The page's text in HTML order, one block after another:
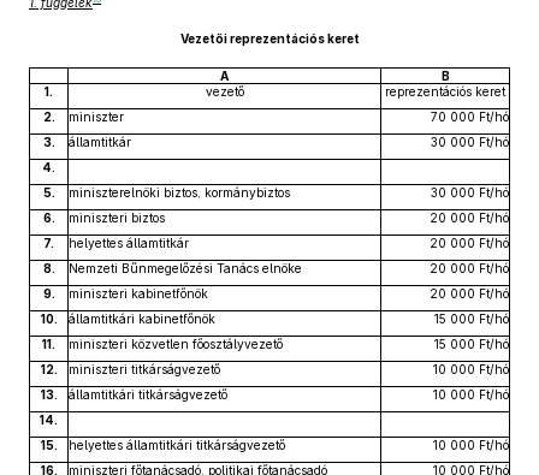
Vezetői reprezentációs keret
A
B
1.
vezető
reprezentációs keret
2.
miniszter
70 000 Ft/hó
3.
államtitkár
30 000 Ft/hó
4.
5.
miniszterelnöki biztos, kormánybiztos
30 000 Ft/hó
6.
miniszteri biztos
20 000 Ft/hó
7.
helyettes államtitkár
20 000 Ft/hó
8.
Nemzeti Bűnmegelőzési Tanács elnöke
20 000 Ft/hó
9.
miniszteri kabinetfőnök
20 000 Ft/hó
10.
államtitkári kabinetfőnök
15 000 Ft/hó
11.
miniszteri közvetlen főosztályvezető
15 000 Ft/hó
12.
miniszteri titkárságvezető
10 000 Ft/hó
13.
államtitkári titkárságvezető
10 000 Ft/hó
14.
15.
helyettes államtitkári titkárságvezető
10 000 Ft/hó
16.
miniszteri főtanácsadó, politikai főtanácsadó
10 000 Ft/hó